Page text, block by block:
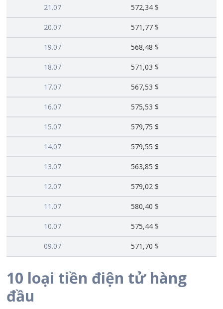
21.07 572,34 $
20.07 571,77 $
19.07 568,48 $
18.07 571,03 $
17.07 567,53 $
16.07 575,53 $
15.07 579,75 $
14.07 579,55 $
13.07 563,85 $
12.07 579,02 $
11.07 580,40 $
10.07 575,44 $
09.07 571,70 $
10 loại tiền điện tử hàng
đầu